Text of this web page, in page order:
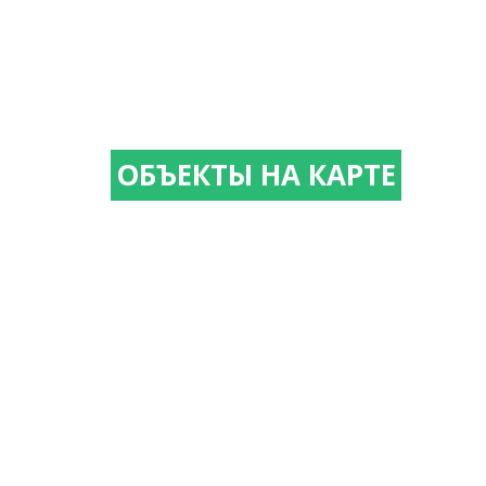
ОБЪЕКТЫ НА КАРТЕ